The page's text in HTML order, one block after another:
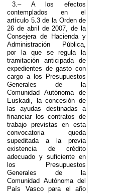
3.– A los efectos
contemplados en el
artículo 5.3 de la Orden de
26 de abril de 2007, de la
Consejera de Hacienda y
Administración Pública,
por la que se regula la
tramitación anticipada de
expedientes de gasto con
cargo a los Presupuestos
Generales de la
Comunidad Autónoma de
Euskadi, la concesión de
las ayudas destinadas a
financiar los contratos de
trabajo previstas en esta
convocatoria queda
supeditada a la previa
existencia de crédito
adecuado y suficiente en
los Presupuestos
Generales de la
Comunidad Autónoma del
País Vasco para el año